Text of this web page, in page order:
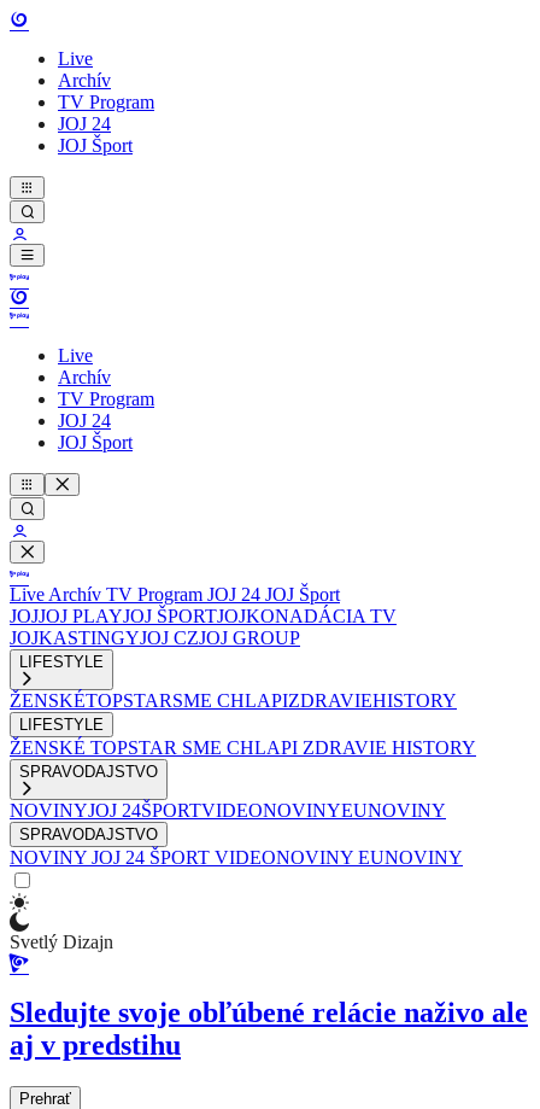
Live
Archív
TV Program
JOJ 24
JOJ Šport
Live
Archív
TV Program
JOJ 24
JOJ Šport
Live Archív TV Program JOJ 24 JOJ Šport
JOJJOJ PLAYJOJ ŠPORTJOJKONADÁCIA TV
JOJKASTINGYJOJ CZJOJ GROUP
LIFESTYLE
ŽENSKÉTOPSTARSME CHLAPIZDRAVIEHISTORY
LIFESTYLE
ŽENSKÉ TOPSTAR SME CHLAPI ZDRAVIE HISTORY
SPRAVODAJSTVO
NOVINYJOJ 24ŠPORTVIDEONOVINYEUNOVINY
SPRAVODAJSTVO
NOVINY JOJ 24 ŠPORT VIDEONOVINY EUNOVINY
Svetlý Dizajn
Sledujte svoje obľúbené relácie naživo ale
aj v predstihu
Prehrať